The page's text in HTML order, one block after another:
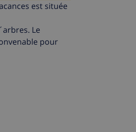
est située
Le
pour